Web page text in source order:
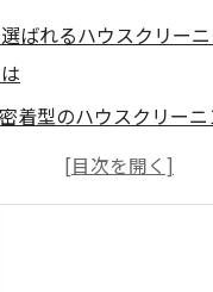
ばれるハウスクリー
着型のハウスクリー
に優しいクリーニング方
クリーニング業者の